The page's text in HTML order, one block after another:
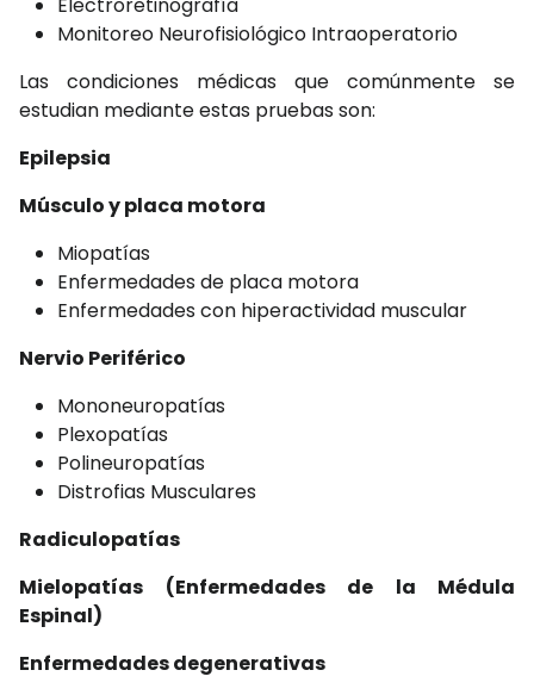
Monitoreo Neurofisiológico Intraoperatorio
Las condiciones médicas que comúnmente se
estudian mediante estas pruebas son:
Epilepsia
Músculo y placa motora
Miopatías
Enfermedades de placa motora
Enfermedades con hiperactividad muscular
Nervio Periférico
Mononeuropatías
Plexopatías
Polineuropatías
Distrofias Musculares
Radiculopatías
Mielopatías (Enfermedades de la Médula
Espinal)
Enfermedades degenerativas